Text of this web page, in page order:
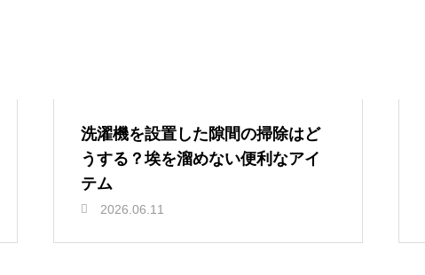
洗濯機を設置した隙間の掃除はど
うする？埃を溜めない便利なアイ
テム
2026.06.11